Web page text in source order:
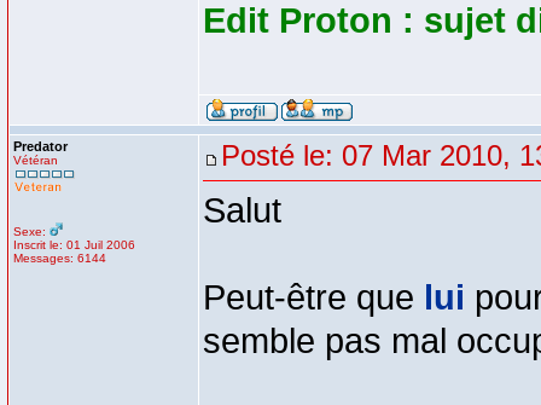
Edit Proton : sujet
Predator
Vétéran
Sexe:
Inscrit le: 01 Juil 2006
Messages: 6144
Posté le: 07 Mar 2010,
Salut
Peut-être que lui
semble pas mal